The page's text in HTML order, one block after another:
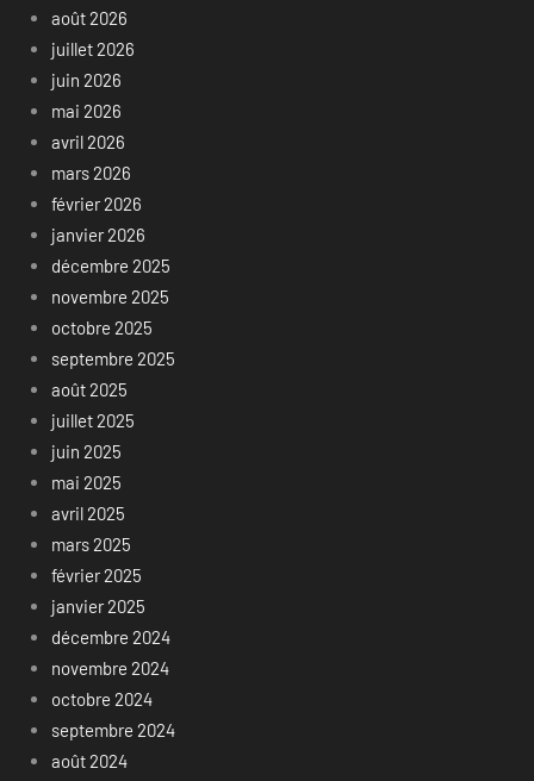
août 2026
juillet 2026
juin 2026
mai 2026
avril 2026
mars 2026
février 2026
janvier 2026
décembre 2025
novembre 2025
octobre 2025
septembre 2025
août 2025
juillet 2025
juin 2025
mai 2025
avril 2025
mars 2025
février 2025
janvier 2025
décembre 2024
novembre 2024
octobre 2024
septembre 2024
août 2024